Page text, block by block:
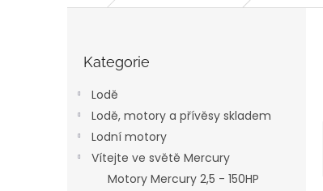
kategorie
Kategorie
Lodě
Lodě, motory a přívěsy skladem
Lodní motory
Vítejte ve světě Mercury
Motory Mercury 2,5 - 150HP